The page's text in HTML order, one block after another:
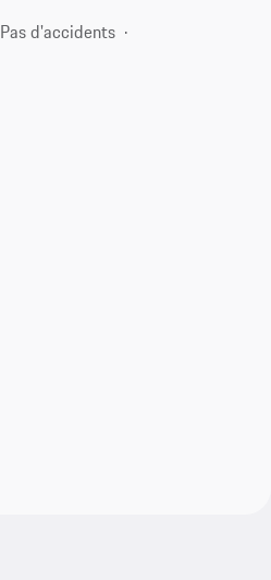
Pas d'accidents